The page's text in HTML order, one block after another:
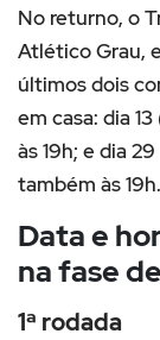
No returno, o
Atlético Grau,
últimos dois
em casa: dia
às 19h; e dia
também às 19h.
Data e
na fase
1ª rodada